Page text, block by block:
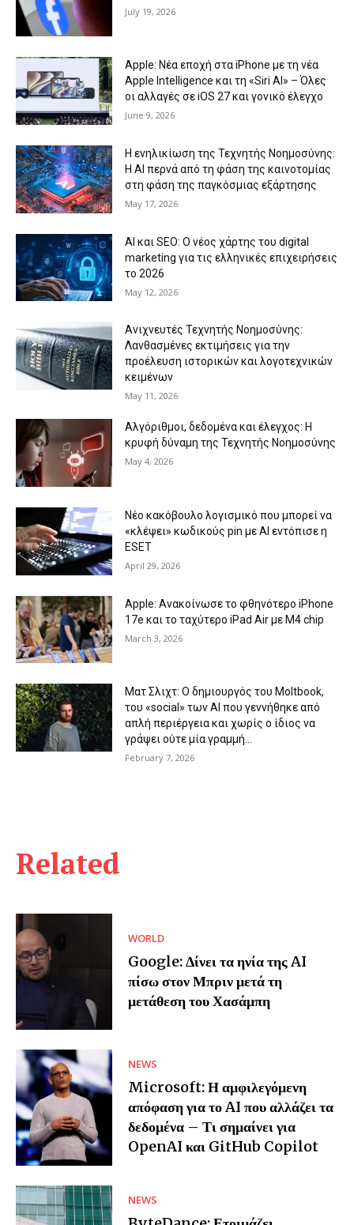
Related
WORLD
Google: Δίνει τα ηνία της AI
πίσω στον Μπριν μετά τη
μετάθεση του Χασάμπη
NEWS
Microsoft: Η αμφιλεγόμενη
απόφαση για το AI που αλλάζει τα
δεδομένα – Τι σημαίνει για
OpenAI και GitHub Copilot
NEWS
July 19, 2026
Apple: Νέα εποχή στα iPhone με τη νέα
Apple Intelligence και τη «Siri AI» – Όλες
οι αλλαγές σε iOS 27 και γονικό έλεγχο
June 9, 2026
Η ενηλικίωση της Τεχνητής Νοημοσύνης:
Η AI περνά από τη φάση της καινοτομίας
στη φάση της παγκόσμιας εξάρτησης
May 17, 2026
AI και SEO: Ο νέος χάρτης του digital
marketing για τις ελληνικές επιχειρήσεις
το 2026
May 12, 2026
Ανιχνευτές Τεχνητής Νοημοσύνης:
Λανθασμένες εκτιμήσεις για την
προέλευση ιστορικών και λογοτεχνικών
κειμένων
May 11, 2026
Αλγόριθμοι, δεδομένα και έλεγχος: Η
κρυφή δύναμη της Τεχνητής Νοημοσύνης
May 4, 2026
Νέο κακόβουλο λογισμικό που μπορεί να
«κλέψει» κωδικούς pin με AI εντόπισε η
ESET
April 29, 2026
Apple: Ανακοίνωσε το φθηνότερο iPhone
17e και το ταχύτερο iPad Air με Μ4 chip
March 3, 2026
Ματ Σλιχτ: Ο δημιουργός του Moltbook,
του «social» των AI που γεννήθηκε από
απλή περιέργεια και χωρίς ο ίδιος να
γράψει ούτε μία γραμμή...
February 7, 2026